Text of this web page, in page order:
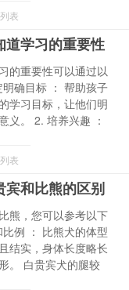
表
道学习的重要性
的重要性可以通过以
确目标 ： 帮助孩子
学习目标，让他们明
义。 2. 培养兴趣 ：
表
宾和比熊的区别
熊，您可以参考以下
例 ： 比熊犬的体型
结实，身体长度略长
。 白贵宾犬的腿较